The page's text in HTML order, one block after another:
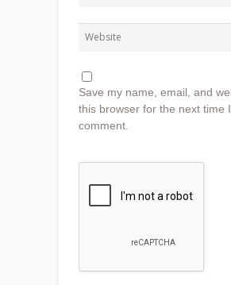
Save my name, email, and
this browser for the next time I
comment.